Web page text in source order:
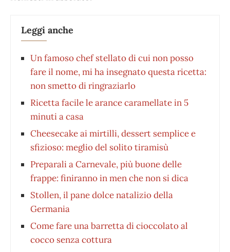
Leggi anche
Un famoso chef stellato di cui non posso
fare il nome, mi ha insegnato questa ricetta:
non smetto di ringraziarlo
Ricetta facile le arance caramellate in 5
minuti a casa
Cheesecake ai mirtilli, dessert semplice e
sfizioso: meglio del solito tiramisù
Preparali a Carnevale, più buone delle
frappe: finiranno in men che non si dica
Stollen, il pane dolce natalizio della
Germania
Come fare una barretta di cioccolato al
cocco senza cottura